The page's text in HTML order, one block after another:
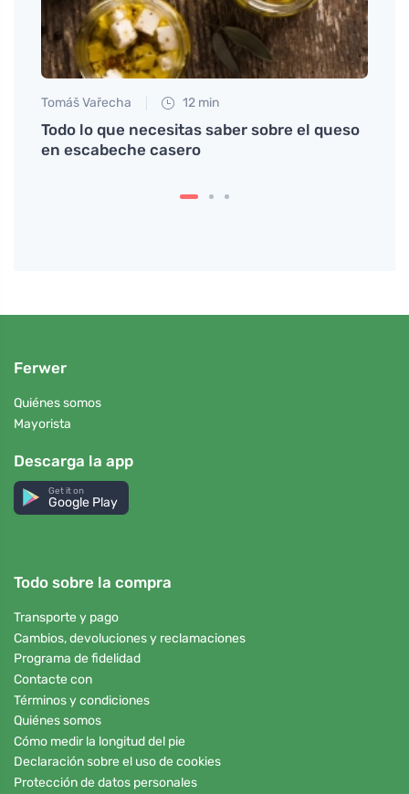
Tomáš Vařecha 12 min
Todo lo que necesitas saber sobre el queso
en escabeche casero
Ferwer
Quiénes somos
Mayorista
Descarga la app
Get it on
Google Play
Todo sobre la compra
Transporte y pago
Cambios, devoluciones y reclamaciones
Programa de fidelidad
Contacte con
Términos y condiciones
Quiénes somos
Cómo medir la longitud del pie
Declaración sobre el uso de cookies
Protección de datos personales